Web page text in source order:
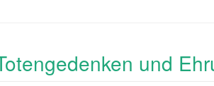
und